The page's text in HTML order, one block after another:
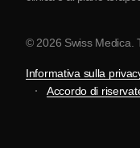
© 2026 Swiss Medica.
Informativa sulla
Accordo di